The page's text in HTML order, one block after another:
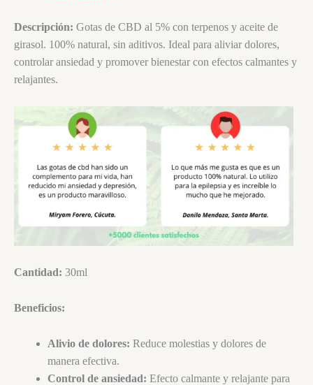
bienestar
cantidad
Descripción: Gotas de CBD al 5% con terpenos y aceite de
girasol. 100% natural, sin aditivos. Ideal para aliviar dolores,
controlar ansiedad y promover bienestar con efectos calmantes y
relajantes.
Cantidad: 30ml
Beneficios:
Alivio de dolores: Reduce molestias y dolores de
manera efectiva.
Control de ansiedad: Efecto calmante y relajante para